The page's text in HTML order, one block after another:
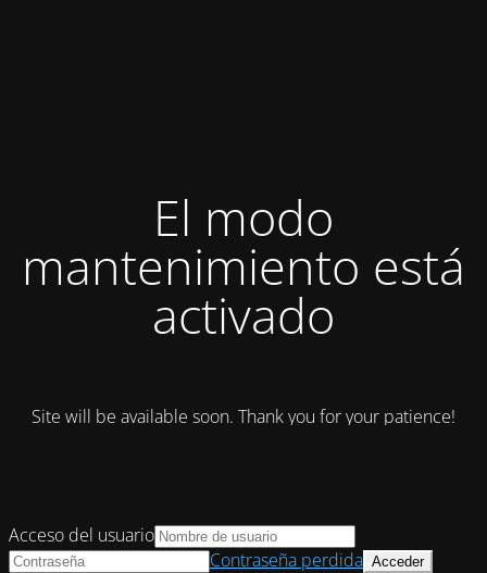
El modo
mantenimiento está
activado
Site will be available soon. Thank you for your patience!
Acceso del usuario
Contraseña perdida